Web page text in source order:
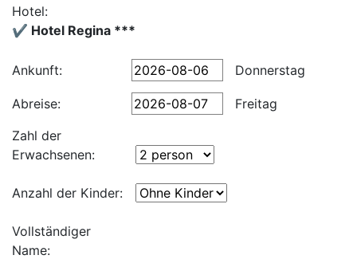
Hotel:
✔️ Hotel Regina ***
Ankunft: Donnerstag
Abreise:
Freitag
Zahl der
Erwachsenen:
Anzahl der Kinder:
Vollständiger
Name: